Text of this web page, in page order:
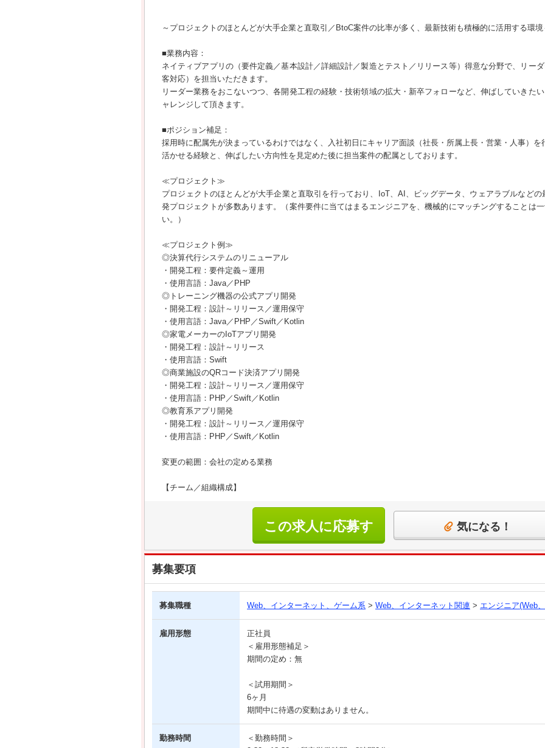
～プロジェクトのほとんどが大手企業と直取引／BtoC案件の比率が多く、最新技術も積極的に活用する環境
■業務内容：
ネイティブアプリの（要件定義／基本設計／詳細設計／製造とテスト／リリース等）得意な分野で、リー
客対応）を担当いただきます。
リーダー業務をおこないつつ、各開発工程の経験・技術領域の拡大・新卒フォローなど、伸ばしていきた
ャレンジして頂きます。
■ポジション補足：
採用時に配属先が決まっているわけではなく、入社初日にキャリア面談（社長・所属上長・営業・人事）を
活かせる経験と、伸ばしたい方向性を見定めた後に担当案件の配属としております。
≪プロジェクト≫
プロジェクトのほとんどが大手企業と直取引を行っており、IoT、AI、ビッグデータ、ウェアラブルなどの
発プロジェクトが多数あります。（案件要件に当てはまるエンジニアを、機械的にマッチングすることは
い。）
≪プロジェクト例≫
◎決算代行システムのリニューアル
・開発工程：要件定義～運用
・使用言語：Java／PHP
◎トレーニング機器の公式アプリ開発
・開発工程：設計～リリース／運用保守
・使用言語：Java／PHP／Swift／Kotlin
◎家電メーカーのIoTアプリ開発
・開発工程：設計～リリース
・使用言語：Swift
◎商業施設のQRコード決済アプリ開発
・開発工程：設計～リリース／運用保守
・使用言語：PHP／Swift／Kotlin
◎教育系アプリ開発
・開発工程：設計～リリース／運用保守
・使用言語：PHP／Swift／Kotlin
変更の範囲：会社の定める業務
【チーム／組織構成】
この求人に応募す
る
気になる！
募集要項
募集職種 Web、インターネット、ゲーム系 > Web、インターネット関連 > エンジニア(Web
雇用形態
正社員
＜雇用形態補足＞
期間の定め：無
＜試用期間＞
6ヶ月
期間中に待遇の変動はありません。
勤務時間
＜勤務時間＞